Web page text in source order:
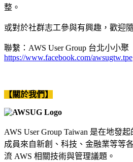
整。
或對於社群志工參與有興趣，歡迎
聯繫：AWS User Group 台北小小聚
https://www.facebook.com/awsugtw.tpe
【關於我們】
AWS User Group Taiwan 是在地發
成員來自新創、科技、金融業等等
流 AWS 相關技術與管理議題。